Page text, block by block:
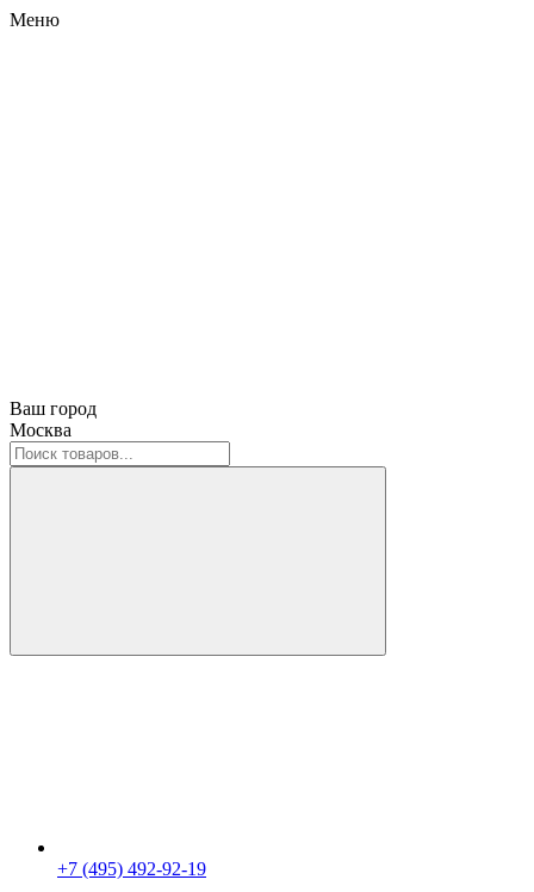
Меню
Ваш город
Москва
+7 (495) 492-92-19